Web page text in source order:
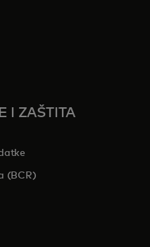
new tab
I ZAŠTITA
(BCR)
tab